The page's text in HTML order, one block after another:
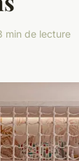
de lecture